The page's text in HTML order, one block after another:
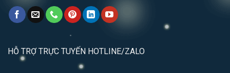
HỖ TRỢ TRỰC TUYẾN HOTLINE/ZALO